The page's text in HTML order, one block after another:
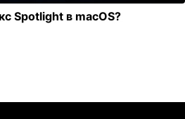
Spotlight в macOS?